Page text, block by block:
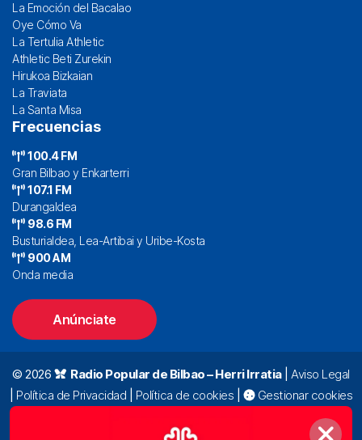
La Emoción del Bacalao
Oye Cómo Va
La Tertulia Athletic
Athletic Beti Zurekin
Hirukoa Bizkaian
La Traviata
La Santa Misa
Frecuencias
100.4 FM
Gran Bilbao y Enkarterri
107.1 FM
Durangaldea
98.6 FM
Busturialdea, Lea-Artibai y Uribe-Kosta
900 AM
Onda media
Anúnciate
© 2026 Radio Popular de Bilbao – Herri Irratia|Aviso Legal
Política de Privacidad Política de cookies
Gestionar cookies
94 423 92 00|